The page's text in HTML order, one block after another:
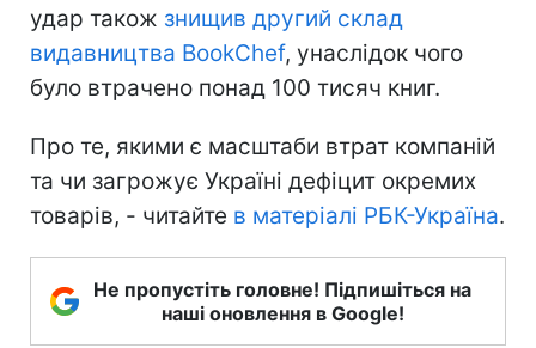
удар також знищив другий склад
видавництва BookChef, унаслідок чого
було втрачено понад 100 тисяч книг.
Про те, якими є масштаби втрат компаній
та чи загрожує Україні дефіцит окремих
товарів, - читайте в матеріалі РБК-Україна.
Не пропустіть головне! Підпишіться на
наші оновлення в Google!